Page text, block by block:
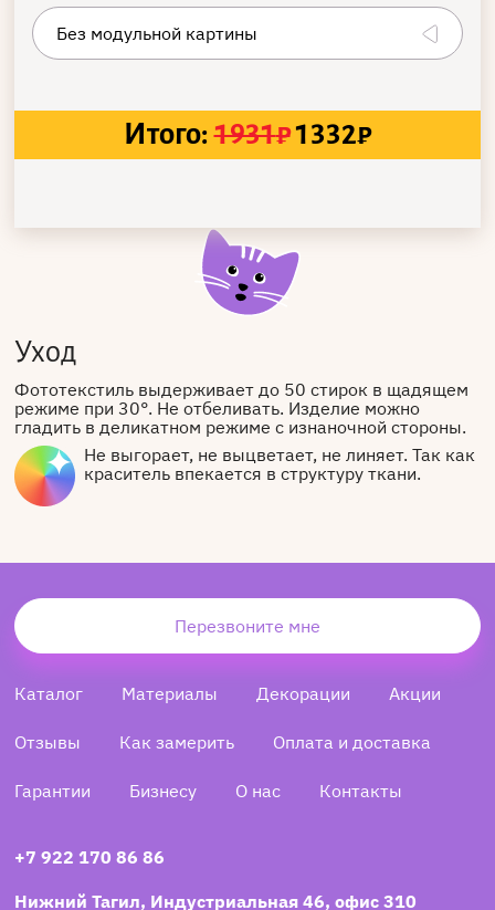
Итого: 1931₽1332₽
Уход
Фототекстиль выдерживает до 50 стирок в щадящем
режиме при 30°. Не отбеливать. Изделие можно
гладить в деликатном режиме с изнаночной стороны.
Не выгорает, не выцветает, не линяет. Так как
краситель впекается в структуру ткани.
Перезвоните мне
Каталог Материалы Декорации Акции
Отзывы Как замерить Оплата и доставка
Гарантии Бизнесу О нас Контакты
+7 922 170 86 86
Нижний Тагил, Индустриальная 46, офис 310